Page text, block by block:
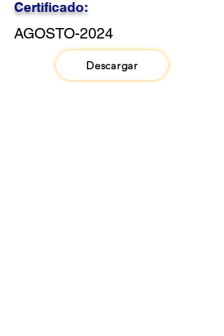
Certificado:
AGOSTO-2024
Descargar